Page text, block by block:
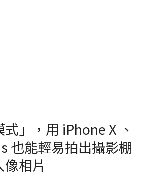
式」，用 iPhone X 、
也能輕易拍出攝影棚
相片